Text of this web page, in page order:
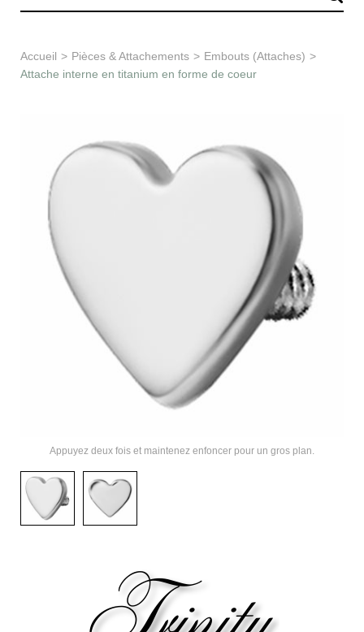
Accueil > Pièces & Attachements > Embouts (Attaches) >
Attache interne en titanium en forme de coeur
Appuyez deux fois et maintenez enfoncer pour un gros plan.